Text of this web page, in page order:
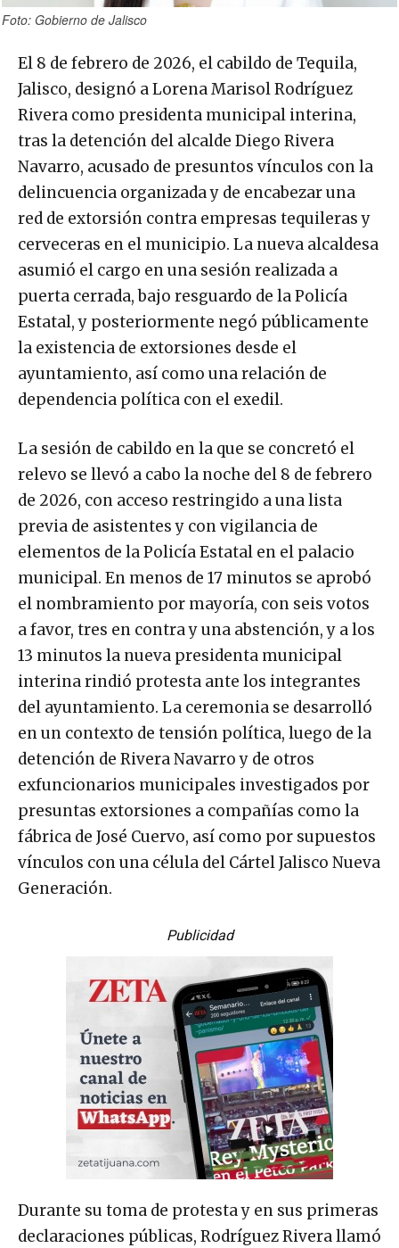
Foto: Gobierno de Jalisco
El 8 de febrero de 2026, el cabildo de Tequila,
Jalisco, designó a Lorena Marisol Rodríguez
Rivera como presidenta municipal interina,
tras la detención del alcalde Diego Rivera
Navarro, acusado de presuntos vínculos con la
delincuencia organizada y de encabezar una
red de extorsión contra empresas tequileras y
cerveceras en el municipio. La nueva alcaldesa
asumió el cargo en una sesión realizada a
puerta cerrada, bajo resguardo de la Policía
Estatal, y posteriormente negó públicamente
la existencia de extorsiones desde el
ayuntamiento, así como una relación de
dependencia política con el exedil.
La sesión de cabildo en la que se concretó el
relevo se llevó a cabo la noche del 8 de febrero
de 2026, con acceso restringido a una lista
previa de asistentes y con vigilancia de
elementos de la Policía Estatal en el palacio
municipal. En menos de 17 minutos se aprobó
el nombramiento por mayoría, con seis votos
a favor, tres en contra y una abstención, y a los
13 minutos la nueva presidenta municipal
interina rindió protesta ante los integrantes
del ayuntamiento. La ceremonia se desarrolló
en un contexto de tensión política, luego de la
detención de Rivera Navarro y de otros
exfuncionarios municipales investigados por
presuntas extorsiones a compañías como la
fábrica de José Cuervo, así como por supuestos
vínculos con una célula del Cártel Jalisco Nueva
Generación.
Publicidad
Durante su toma de protesta y en sus primeras
declaraciones públicas, Rodríguez Rivera llamó